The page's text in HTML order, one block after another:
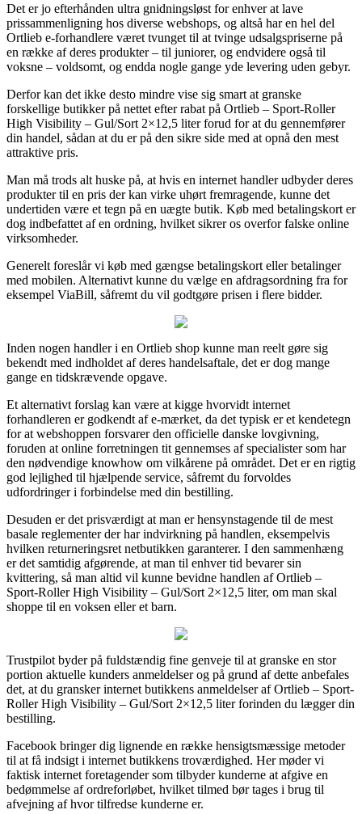
Det er jo efterhånden ultra gnidningsløst for enhver at lave
prissammenligning hos diverse webshops, og altså har en hel del
Ortlieb e-forhandlere været tvunget til at tvinge udsalgspriserne på
en række af deres produkter – til juniorer, og endvidere også til
voksne – voldsomt, og endda nogle gange yde levering uden gebyr.
Derfor kan det ikke desto mindre vise sig smart at granske
forskellige butikker på nettet efter rabat på Ortlieb – Sport-Roller
High Visibility – Gul/Sort 2×12,5 liter forud for at du gennemfører
din handel, sådan at du er på den sikre side med at opnå den mest
attraktive pris.
Man må trods alt huske på, at hvis en internet handler udbyder deres
produkter til en pris der kan virke uhørt fremragende, kunne det
undertiden være et tegn på en uægte butik. Køb med betalingskort er
dog indbefattet af en ordning, hvilket sikrer os overfor falske online
virksomheder.
Generelt foreslår vi køb med gængse betalingskort eller betalinger
med mobilen. Alternativt kunne du vælge en afdragsordning fra for
eksempel ViaBill, såfremt du vil godtgøre prisen i flere bidder.
Inden nogen handler i en Ortlieb shop kunne man reelt gøre sig
bekendt med indholdet af deres handelsaftale, det er dog mange
gange en tidskrævende opgave.
Et alternativt forslag kan være at kigge hvorvidt internet
forhandleren er godkendt af e-mærket, da det typisk er et kendetegn
for at webshoppen forsvarer den officielle danske lovgivning,
foruden at online forretningen tit gennemses af specialister som har
den nødvendige knowhow om vilkårene på området. Det er en rigtig
god lejlighed til hjælpende service, såfremt du forvoldes
udfordringer i forbindelse med din bestilling.
Desuden er det prisværdigt at man er hensynstagende til de mest
basale reglementer der har indvirkning på handlen, eksempelvis
hvilken returneringsret netbutikken garanterer. I den sammenhæng
er det samtidig afgørende, at man til enhver tid bevarer sin
kvittering, så man altid vil kunne bevidne handlen af Ortlieb –
Sport-Roller High Visibility – Gul/Sort 2×12,5 liter, om man skal
shoppe til en voksen eller et barn.
Trustpilot byder på fuldstændig fine genveje til at granske en stor
portion aktuelle kunders anmeldelser og på grund af dette anbefales
det, at du gransker internet butikkens anmeldelser af Ortlieb – Sport-
Roller High Visibility – Gul/Sort 2×12,5 liter forinden du lægger din
bestilling.
Facebook bringer dig lignende en række hensigtsmæssige metoder
til at få indsigt i internet butikkens troværdighed. Her møder vi
faktisk internet foretagender som tilbyder kunderne at afgive en
bedømmelse af ordreforløbet, hvilket tilmed bør tages i brug til
afvejning af hvor tilfredse kunderne er.